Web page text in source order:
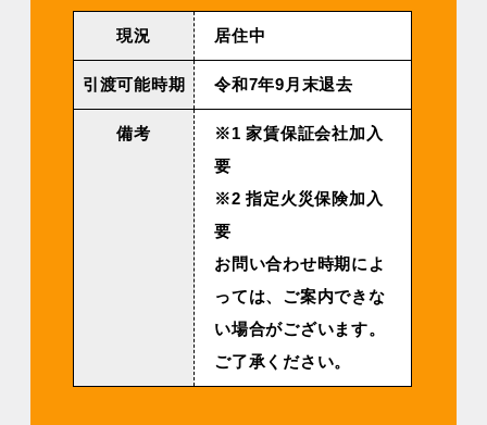
現況 居住中
引渡可能時期 令和7年9月末退去
備考
※1 家賃保証会社加入
要
※2 指定火災保険加入
要
お問い合わせ時期によ
っては、ご案内できな
い場合がございます。
ご了承ください。